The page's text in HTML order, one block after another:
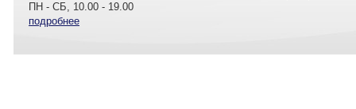
ПН - СБ, 10.00 - 19.00
подробнее